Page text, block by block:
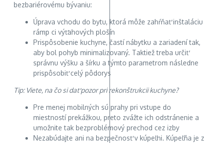
bezbariérovému bývaniu:
Úprava vchodu do bytu, ktorá môže zahŕňať inštaláciu
rámp ci výťahových plošín
Prispôsobenie kuchyne, častí nábytku a zariadení tak,
aby bol pohyb minimalizovaný. Taktiež treba určiť
správnu výšku a šírku a týmto parametrom následne
prispôsobiť celý pôdorys
Tip: Viete, na čo si dať pozor pri rekonštrukcii kuchyne?
Pre menej mobilných sú prahy pri vstupe do
miestností prekážkou, preto zvážte ich odstránenie a
umožnite tak bezproblémový prechod cez izby
Nezabúdajte ani na bezpečnosť v kúpeľni. Kúpeľňa je z